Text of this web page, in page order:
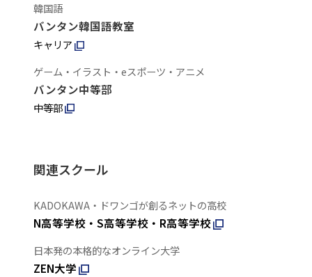
韓国語
バンタン韓国語教室
キャリア
ゲーム・イラスト・eスポーツ・アニメ
バンタン中等部
中等部
関連スクール
KADOKAWA・ドワンゴが創るネットの高校
N高等学校・S高等学校・R高等学校
日本発の本格的なオンライン大学
ZEN大学